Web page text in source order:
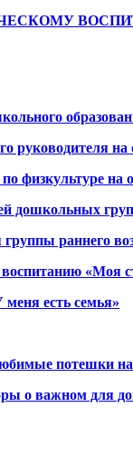
руководителя
физкультуре
дошкольных
раннего
«Моя
есть семья»
потешки
о важном для